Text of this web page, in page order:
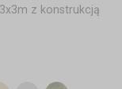
z konstrukcją